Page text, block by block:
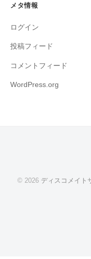
メタ情報
ログイン
投稿フィード
コメントフィード
WordPress.org
© 2026 ディスコメイト